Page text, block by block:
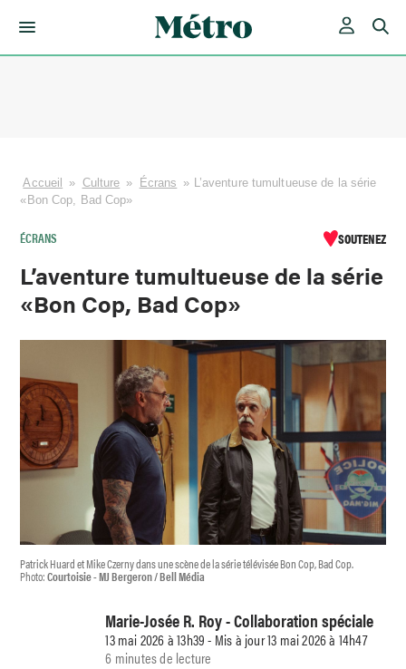
Accueil » Culture » Écrans » L’aventure tumultueuse de la série
«Bon Cop, Bad Cop»
ÉCRANS SOUTENEZ
L’aventure tumultueuse de la série
«Bon Cop, Bad Cop»
Patrick Huard et Mike Czerny dans une scène de la série télévisée Bon Cop, Bad Cop.
Photo:Courtoisie - MJ Bergeron / Bell Média
Marie-Josée R. Roy - Collaboration spéciale
13 mai 2026 à 13h39 - Mis à jour 13 mai 2026 à 14h47
6 minutes de lecture